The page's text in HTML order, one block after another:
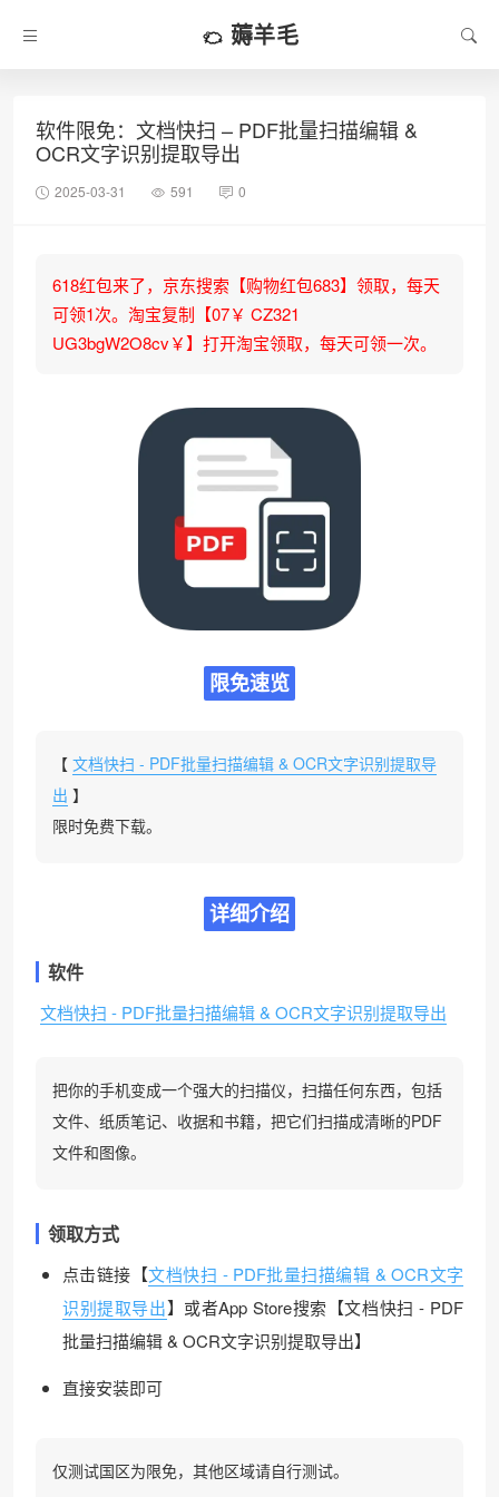
薅羊毛
软件限免：文档快扫 – PDF批量扫描编辑 &
OCR文字识别提取导出
2025-03-31 591 0
618红包来了，京东搜索【购物红包683】领取，每天
可领1次。淘宝复制【07￥ CZ321
UG3bgW2O8cv￥】打开淘宝领取，每天可领一次。
限免速览
【 文档快扫 - PDF批量扫描编辑 & OCR文字识别提取导
出 】
限时免费下载。
详细介绍
软件
文档快扫 - PDF批量扫描编辑 & OCR文字识别提取导出
把你的手机变成一个强大的扫描仪，扫描任何东西，包括
文件、纸质笔记、收据和书籍，把它们扫描成清晰的PDF
文件和图像。
领取方式
点击链接【文档快扫 - PDF批量扫描编辑 & OCR文字
识别提取导出】或者App Store搜索【文档快扫 - PDF
批量扫描编辑 & OCR文字识别提取导出】
直接安装即可
仅测试国区为限免，其他区域请自行测试。